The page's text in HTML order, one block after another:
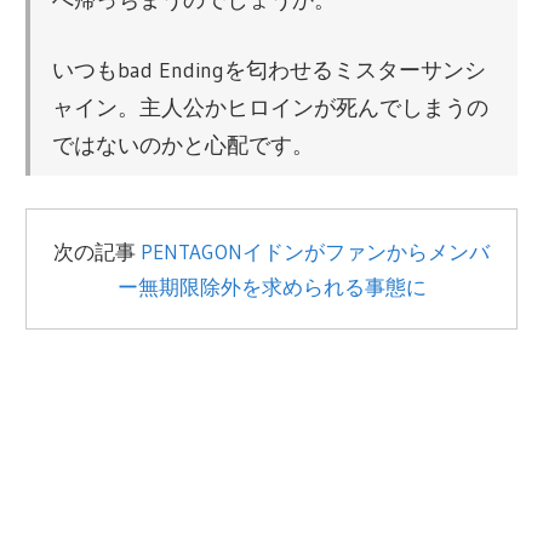
いつもbad Endingを匂わせるミスターサンシ
ャイン。主人公かヒロインが死んでしまうの
ではないのかと心配です。
次の記事 PENTAGONイドンがファンからメンバ
ー無期限除外を求められる事態に